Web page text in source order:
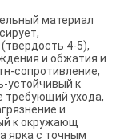
материал
4-5),
и обжатия и
сопротивление,
устойчивый к
требующий ухода,
и
к окружающ
ярка с точным